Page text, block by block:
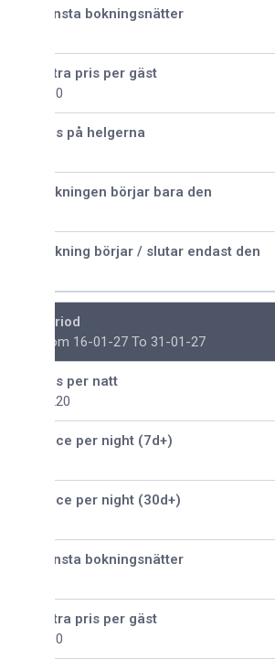
bokningsnätter
pris per gäst
på helgerna
börjar bara den
börjar / slutar endast den
16-01-27 To 31-01-27
per natt
per night (7d+)
per night (30d+)
bokningsnätter
pris per gäst